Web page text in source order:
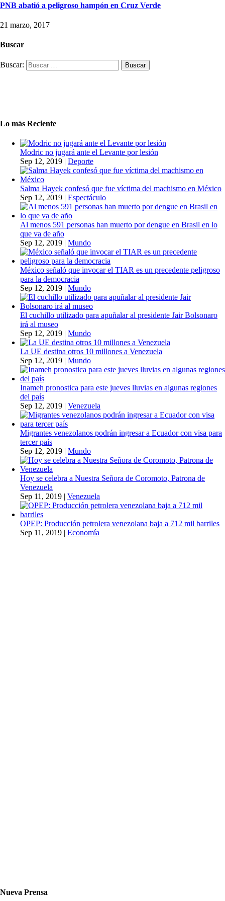
PNB abatió a peligroso hampón en Cruz Verde
21 marzo, 2017
Buscar
Buscar:
Lo más Reciente
Modric no jugará ante el Levante por lesión
Sep 12, 2019 | Deporte
Salma Hayek confesó que fue víctima del machismo en México
Sep 12, 2019 | Espectáculo
Al menos 591 personas han muerto por dengue en Brasil en lo
que va de año
Sep 12, 2019 | Mundo
México señaló que invocar el TIAR es un precedente peligroso
para la democracia
Sep 12, 2019 | Mundo
El cuchillo utilizado para apuñalar al presidente Jair Bolsonaro
irá al museo
Sep 12, 2019 | Mundo
La UE destina otros 10 millones a Venezuela
Sep 12, 2019 | Mundo
Inameh pronostica para este jueves lluvias en algunas regiones
del país
Sep 12, 2019 | Venezuela
Migrantes venezolanos podrán ingresar a Ecuador con visa para
tercer país
Sep 12, 2019 | Mundo
Hoy se celebra a Nuestra Señora de Coromoto, Patrona de
Venezuela
Sep 11, 2019 | Venezuela
OPEP: Producción petrolera venezolana baja a 712 mil barriles
Sep 11, 2019 | Economía
Nueva Prensa